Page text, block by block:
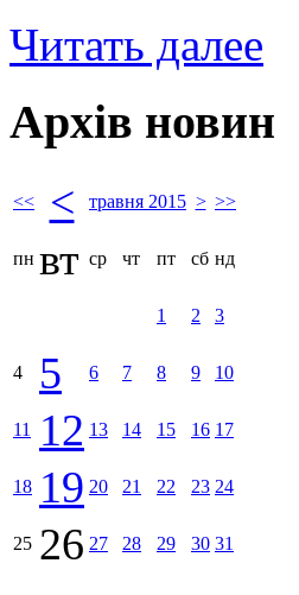
Читать далее
Архів новин
<< < травня 2015 > >>
пн вт ср чт пт сб нд
1 2 3
4 5 6 7 8 9 10
11 12 13 14 15 16 17
18 19 20 21 22 23 24
25 26 27 28 29 30 31